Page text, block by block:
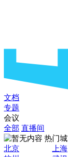
文档
专题
会议
全部 直播间
热门
北京
上海